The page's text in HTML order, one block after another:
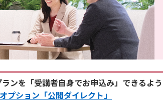
ンを「受講者自身でお申込み」できるよ
ション「公開ダイレクト」